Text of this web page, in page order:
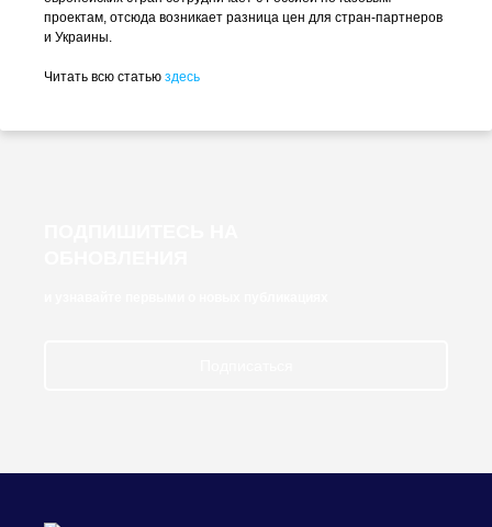
проектам, отсюда возникает разница цен для стран-партнеров
и Украины.
Читать всю статью здесь